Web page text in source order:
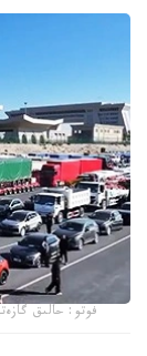
فوتو: حالىق